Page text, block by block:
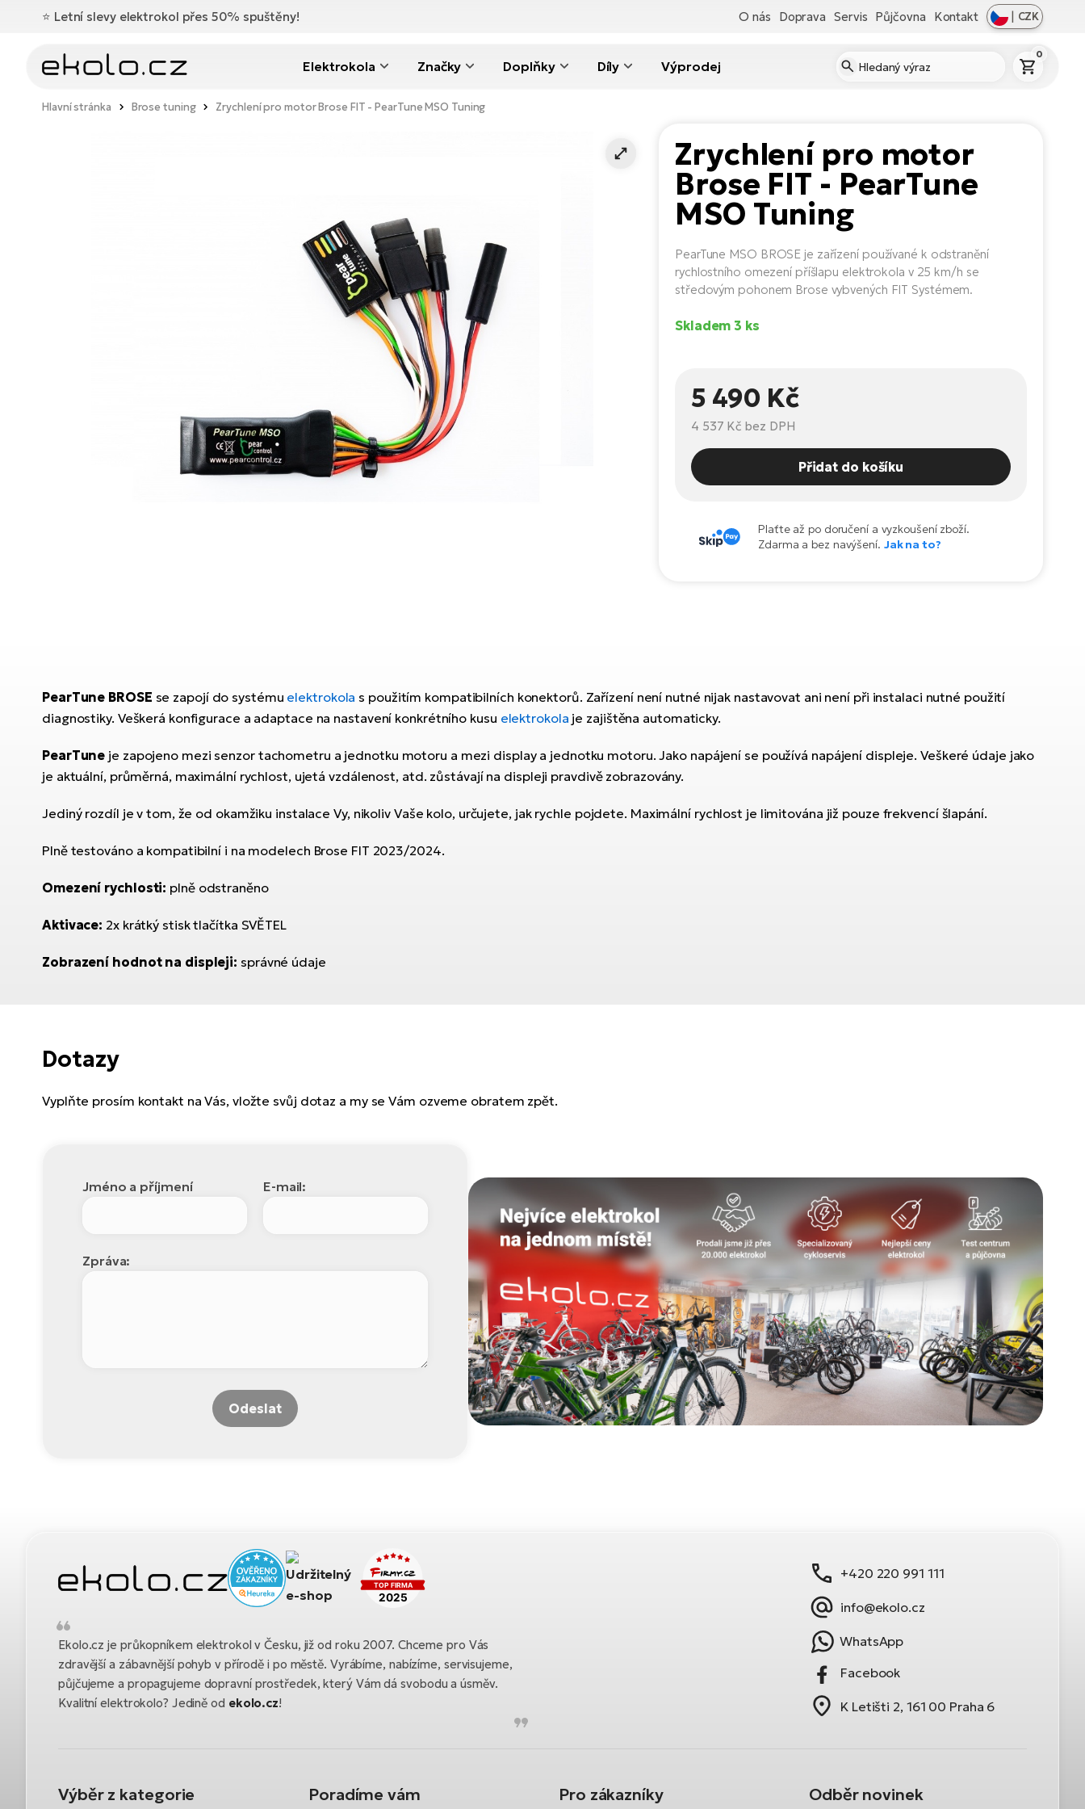
⭐️ Letní slevy elektrokol přes 50% spuštěny! O nás Doprava Servis Půjčovna Kontakt | CZK
Elektrokola Značky Doplňky Díly Výprodej
0
Hlavní stránka Brose tuning Zrychlení pro motor Brose FIT - PearTune MSO Tuning
Zrychlení pro motor
Brose FIT - PearTune
MSO Tuning
PearTune MSO BROSE je zařízení používané k odstranění
rychlostního omezení příšlapu elektrokola v 25 km/h se
středovým pohonem Brose vybvených FIT Systémem.
Skladem 3 ks
5 490 Kč
4 537 Kč bez DPH
Přidat do košíku
Plaťte až po doručení a vyzkoušení zboží.
Zdarma a bez navýšení. Jak na to?
PearTune BROSE se zapojí do systému elektrokola s použitím kompatibilních konektorů. Zařízení není nutné nijak nastavovat ani není při instalaci nutné použití
diagnostiky. Veškerá konfigurace a adaptace na nastavení konkrétního kusu elektrokola je zajištěna automaticky.
PearTune je zapojeno mezi senzor tachometru a jednotku motoru a mezi display a jednotku motoru. Jako napájení se používá napájení displeje. Veškeré údaje jako
je aktuální, průměrná, maximální rychlost, ujetá vzdálenost, atd. zůstávají na displeji pravdivě zobrazovány.
Jediný rozdíl je v tom, že od okamžiku instalace Vy, nikoliv Vaše kolo, určujete, jak rychle pojdete. Maximální rychlost je limitována již pouze frekvencí šlapání.
Plně testováno a kompatibilní i na modelech Brose FIT 2023/2024.
Omezení rychlosti: plně odstraněno
Aktivace: 2x krátký stisk tlačítka SVĚTEL
Zobrazení hodnot na displeji: správné údaje
Dotazy
Vyplňte prosím kontakt na Vás, vložte svůj dotaz a my se Vám ozveme obratem zpět.
Jméno a příjmení E-mail:
Zpráva:
Odeslat
Ekolo.cz je průkopníkem elektrokol v Česku, již od roku 2007. Chceme pro Vás
zdravější a zábavnější pohyb v přírodě i po městě. Vyrábíme, nabízíme, servisujeme,
půjčujeme a propagujeme dopravní prostředek, který Vám dá svobodu a úsměv.
Kvalitní elektrokolo? Jedině od ekolo.cz!
+420 220 991 111
info@ekolo.cz
WhatsApp
Facebook
K Letišti 2, 161 00 Praha 6
Výběr z kategorie Poradíme vám Pro zákazníky Odběr novinek